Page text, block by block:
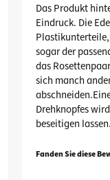
Das Produkt
Eindruck. Die
sogar der
das
sich manch
Drehknopfes
beseitigen lassen.
Fanden Sie diese